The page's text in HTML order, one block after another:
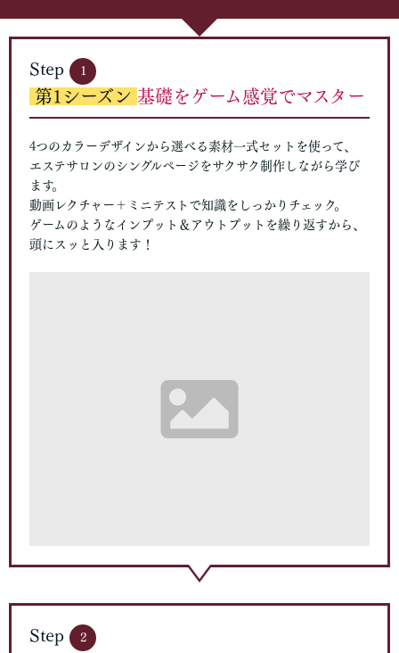
Step 1
第1シーズン 基礎をゲーム感覚でマスター
4つのカラーデザインから選べる素材一式セットを使って、
エステサロンのシングルページをサクサク制作しながら学び
ます。
動画レクチャー＋ミニテストで知識をしっかりチェック。
ゲームのようなインプット＆アウトプットを繰り返すから、
頭にスッと入ります！
Step 2